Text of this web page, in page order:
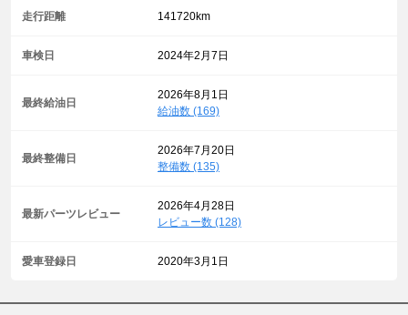
走行距離 141720km
車検日 2024年2月7日
最終給油日
2026年8月1日
給油数 (169)
最終整備日
2026年7月20日
整備数 (135)
最新パーツレビュー
2026年4月28日
レビュー数 (128)
愛車登録日 2020年3月1日